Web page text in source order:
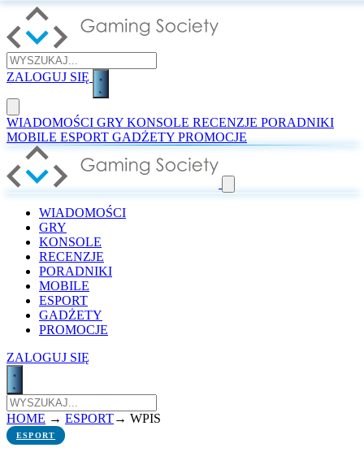
ZALOGUJ SIĘ
WIADOMOŚCI GRY KONSOLE RECENZJE PORADNIKI
MOBILE ESPORT GADŻETY PROMOCJE
WIADOMOŚCI
GRY
KONSOLE
RECENZJE
PORADNIKI
MOBILE
ESPORT
GADŻETY
PROMOCJE
ZALOGUJ SIĘ
HOME → ESPORT→ WPIS
ESPORT